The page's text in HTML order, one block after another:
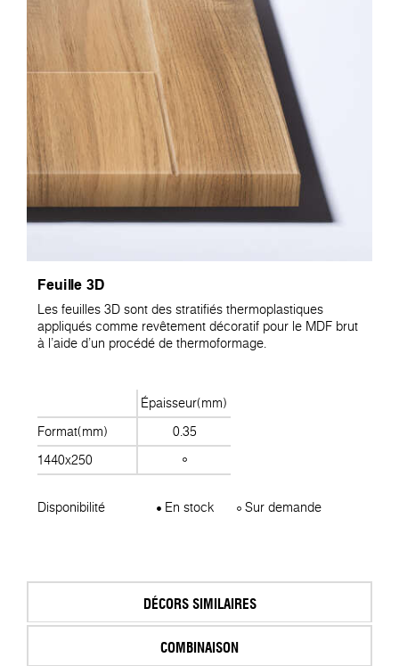
Feuille 3D
Les feuilles 3D sont des stratifiés thermoplastiques
appliqués comme revêtement décoratif pour le MDF brut
à l'aide d'un procédé de thermoformage.
Épaisseur(mm)
Format(mm)
0.35
1440x250
Disponibilité En stock Sur demande
DÉCORS SIMILAIRES
COMBINAISON